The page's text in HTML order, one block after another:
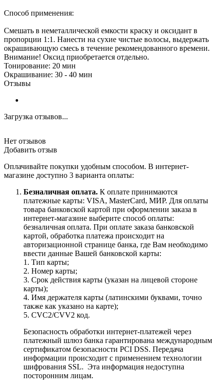
Способ применения:
Смешать в неметаллической емкости краску и оксидант в
пропорции 1:1. Нанести на сухие чистые волосы, выдержать
окрашивающую смесь в течение рекомендованного времени.
Внимание! Оксид приобретается отдельно.
Тонирование: 20 мин
Окрашивание: 30 - 40 мин
Отзывы
Загрузка отзывов...
Нет отзывов
Добавить отзыв
Оплачивайте покупки удобным способом. В интернет-
магазине доступно 3 варианта оплаты:
Безналичная оплата. К оплате принимаются
платежные карты: VISA, MasterCard, МИР. Для оплаты
товара банковской картой при оформлении заказа в
интернет-магазине выберите способ оплаты:
безналичная оплата. При оплате заказа банковской
картой, обработка платежа происходит на
авторизационной странице банка, где Вам необходимо
ввести данные Вашей банковской карты:
1. Тип карты;
2. Номер карты;
3. Срок действия карты (указан на лицевой стороне
карты);
4. Имя держателя карты (латинскими буквами, точно
также как указано на карте);
5. CVC2/CVV2 код.
Безопасность обработки интернет-платежей через
платежный шлюз банка гарантирована международным
сертификатом безопасности PCI DSS. Передача
информации происходит с применением технологии
шифрования SSL. Эта информация недоступна
посторонним лицам.